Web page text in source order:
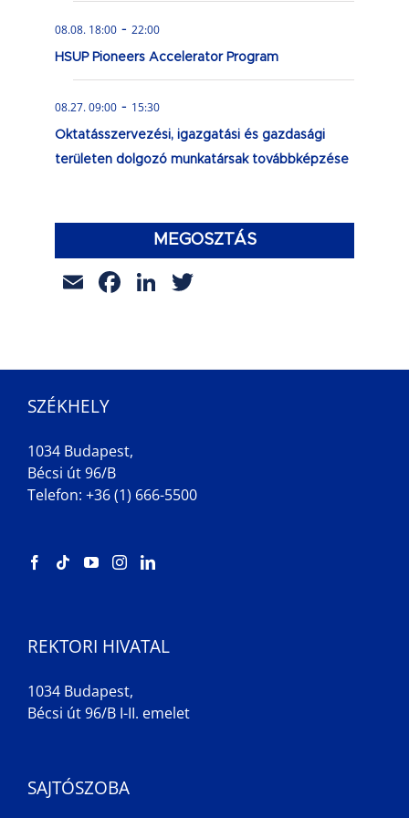
08.08. 18:00 - 22:00
HSUP Pioneers Accelerator Program
08.27. 09:00 - 15:30
Oktatásszervezési, igazgatási és gazdasági
területen dolgozó munkatársak továbbképzése
MEGOSZTÁS
EmailFacebook
LinkedIn
SZÉKHELY
1034 Budapest,
Bécsi út 96/B
Telefon: +36 (1) 666-5500
REKTORI HIVATAL
1034 Budapest,
Bécsi út 96/B I-II. emelet
SAJTÓSZOBA